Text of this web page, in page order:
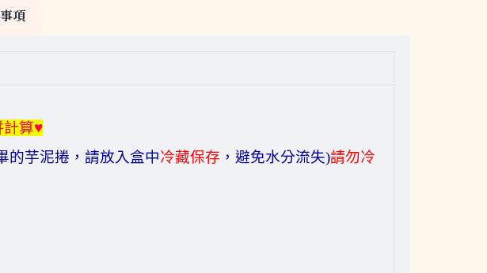
項
算♥
的芋泥捲， 請放入盒中冷藏保存 ，避免水分流失)請勿冷